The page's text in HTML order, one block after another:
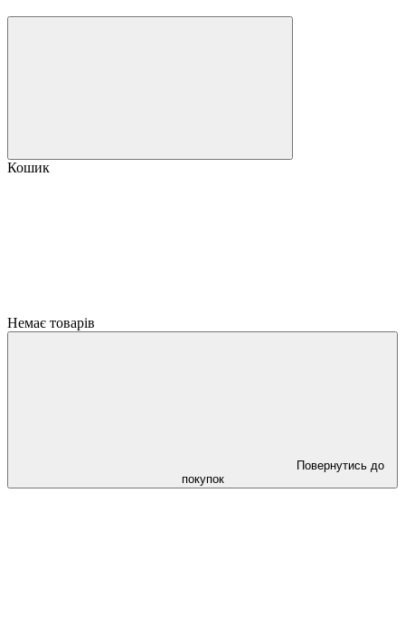
Кошик
Немає товарів
Повернутись до
покупок